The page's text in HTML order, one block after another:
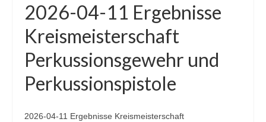
2026-04-11 Ergebnisse
Kreismeisterschaft
Perkussionsgewehr und
Perkussionspistole
2026-04-11 Ergebnisse Kreismeisterschaft